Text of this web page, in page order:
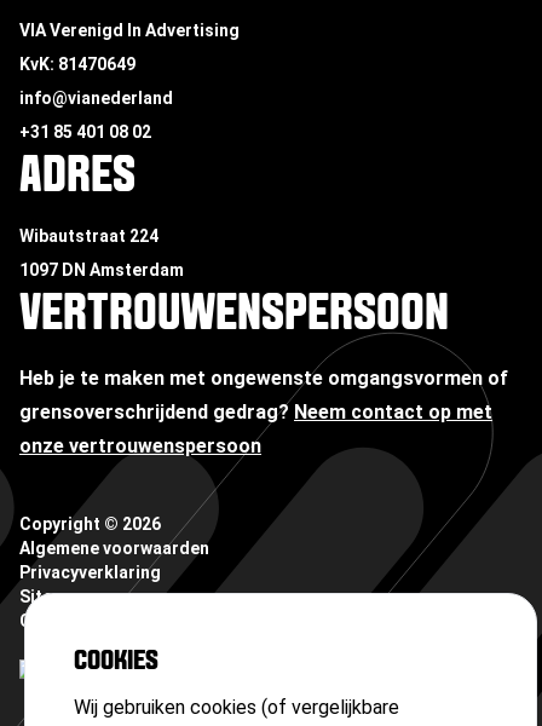
COOKIES
Wij gebruiken cookies (of vergelijkbare
VIA Verenigd In Advertising
KvK: 81470649
info@vianederland
+31 85 401 08 02
ADRES
Wibautstraat 224
1097 DN Amsterdam
VERTROUWENSPERSOON
Heb je te maken met ongewenste omgangsvormen of
grensoverschrijdend gedrag? Neem contact op met
onze vertrouwenspersoon
Copyright © 2026
Algemene voorwaarden
Privacyverklaring
Sitemap
Cookies